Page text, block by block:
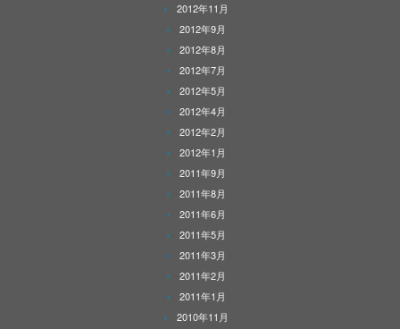
2012年11月
2012年9月
2012年8月
2012年7月
2012年5月
2012年4月
2012年2月
2012年1月
2011年9月
2011年8月
2011年6月
2011年5月
2011年3月
2011年2月
2011年1月
2010年11月